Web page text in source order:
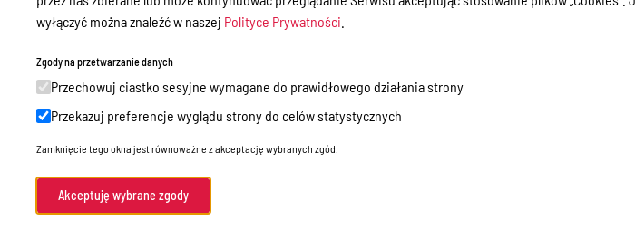
Sprawy załatwiane w urzędzie
Sprawy załatwiane internetowo
Oświadczenia majątkowe
e-Puap/ e-Doręczenia
Petycje
Praca
3
wyłączyć można znaleźć w naszej Polityce Prywatności
Zgody na przetwarzanie danych
Przechowuj ciastko sesyjne wymagane do prawidłowego działania strony
Przekazuj preferencje wyglądu strony do celów statystycznych
Zamknięcie tego okna jest równoważne z akceptację wybranych zgód.
Akceptuję wybrane zgody